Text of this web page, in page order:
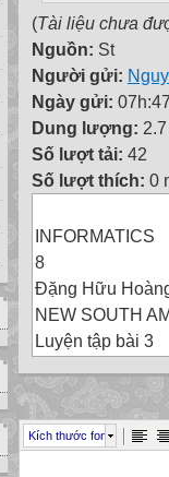
(Tài liệu chưa
Nguồn: St
Người gửi:
Ngày gửi:
Dung lượng:
Số lượt tải: 42
Số lượt thích: 0
INFORMATICS
8
Đặng Hữu
NEW SOUTH
Luyện tập bài 3
KHAI BÁO VÀ
EXERCISE 1
Một cửa hàng
Kích thước font